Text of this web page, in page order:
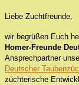
Liebe Zuchtfreunde,
wir begrüßen Euch
Homer-Freunde
Ansprechpartner
Deutscher
züchterische